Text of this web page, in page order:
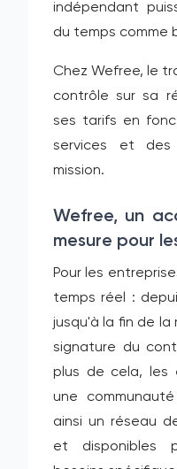
indépendant
du temps comme
Chez Wefree, le
contrôle sur sa
ses tarifs en
services et des
mission.
Wefree, un
mesure pour
Pour les
temps réel :
jusqu'à la fin de la
signature du
plus de cela, les
une
ainsi un réseau
et disponibles